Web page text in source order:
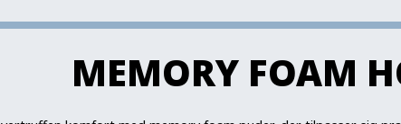
MEMORY FOAM